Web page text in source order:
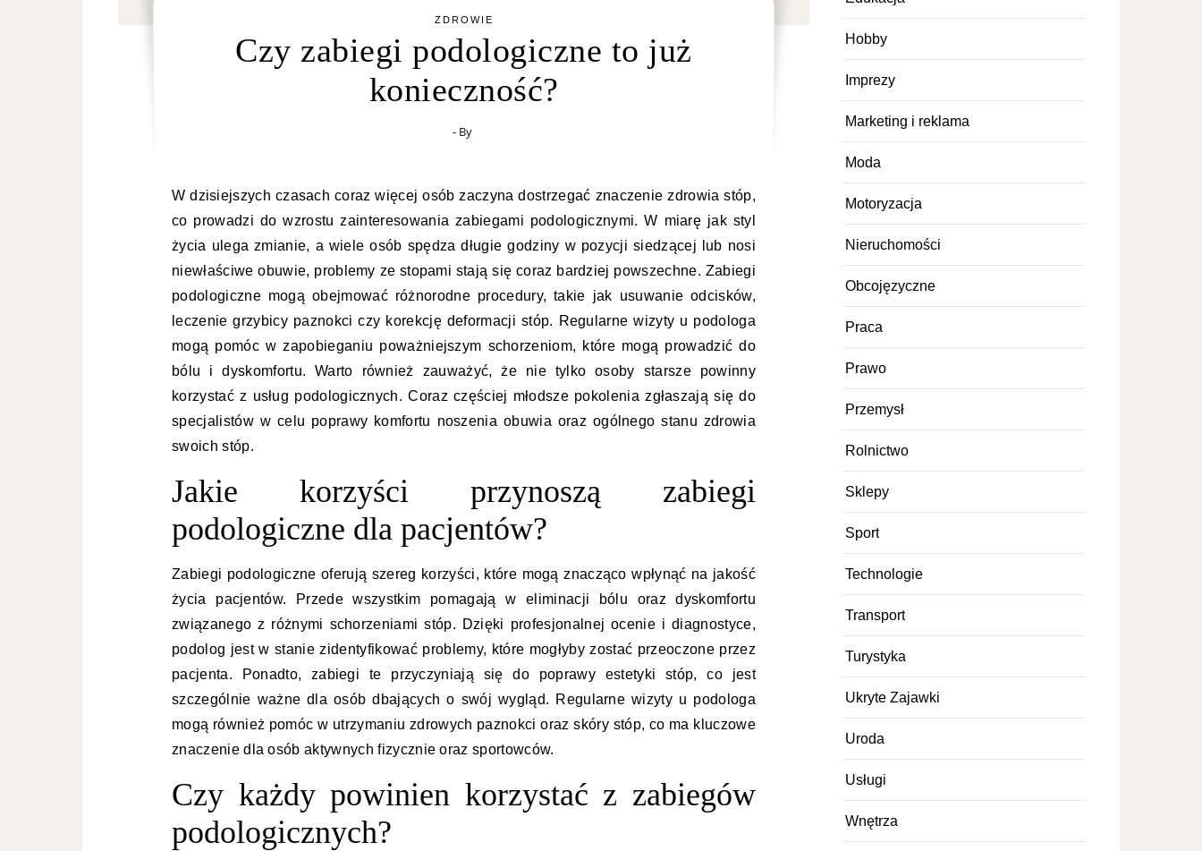
ZDROWIE
Czy zabiegi podologiczne to już
konieczność?
- By
W dzisiejszych czasach coraz więcej osób zaczyna dostrzegać znaczenie zdrowia stóp,
co prowadzi do wzrostu zainteresowania zabiegami podologicznymi. W miarę jak styl
życia ulega zmianie, a wiele osób spędza długie godziny w pozycji siedzącej lub nosi
niewłaściwe obuwie, problemy ze stopami stają się coraz bardziej powszechne. Zabiegi
podologiczne mogą obejmować różnorodne procedury, takie jak usuwanie odcisków,
leczenie grzybicy paznokci czy korekcję deformacji stóp. Regularne wizyty u podologa
mogą pomóc w zapobieganiu poważniejszym schorzeniom, które mogą prowadzić do
bólu i dyskomfortu. Warto również zauważyć, że nie tylko osoby starsze powinny
korzystać z usług podologicznych. Coraz częściej młodsze pokolenia zgłaszają się do
specjalistów w celu poprawy komfortu noszenia obuwia oraz ogólnego stanu zdrowia
swoich stóp.
Jakie korzyści przynoszą zabiegi
podologiczne dla pacjentów?
Zabiegi podologiczne oferują szereg korzyści, które mogą znacząco wpłynąć na jakość
życia pacjentów. Przede wszystkim pomagają w eliminacji bólu oraz dyskomfortu
związanego z różnymi schorzeniami stóp. Dzięki profesjonalnej ocenie i diagnostyce,
podolog jest w stanie zidentyfikować problemy, które mogłyby zostać przeoczone przez
pacjenta. Ponadto, zabiegi te przyczyniają się do poprawy estetyki stóp, co jest
szczególnie ważne dla osób dbających o swój wygląd. Regularne wizyty u podologa
mogą również pomóc w utrzymaniu zdrowych paznokci oraz skóry stóp, co ma kluczowe
znaczenie dla osób aktywnych fizycznie oraz sportowców.
Czy każdy powinien korzystać z zabiegów
podologicznych?
Hobby
Imprezy
Marketing i reklama
Moda
Motoryzacja
Nieruchomości
Obcojęzyczne
Praca
Prawo
Przemysł
Rolnictwo
Sklepy
Sport
Technologie
Transport
Turystyka
Ukryte Zajawki
Uroda
Usługi
Wnętrza